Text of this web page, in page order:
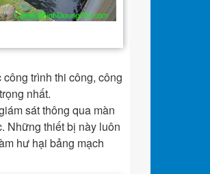
trình thi công, công
nhất.
sát thông qua màn
Những thiết bị này luôn
hư hại bảng mạch